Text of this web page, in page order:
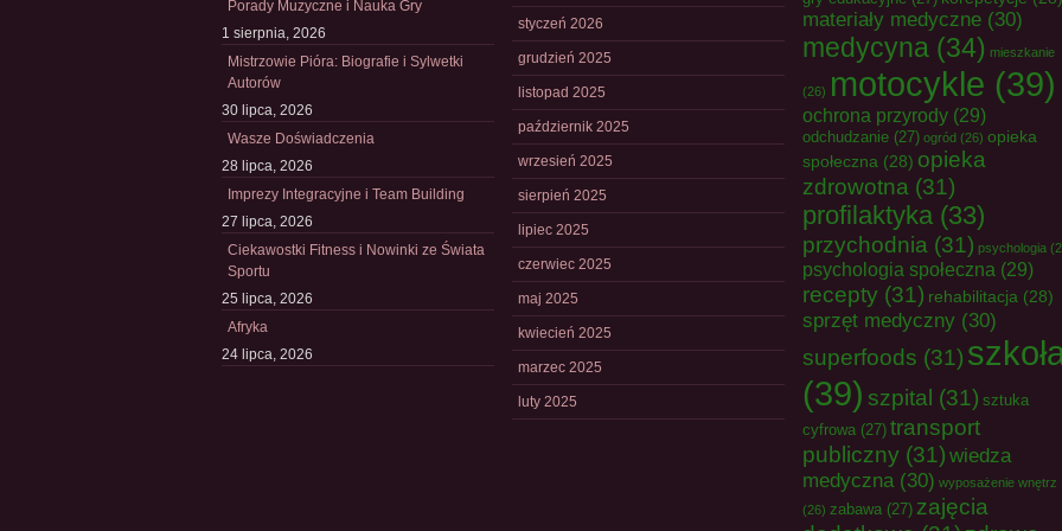
Porady Muzyczne i Nauka Gry
1 sierpnia, 2026
Mistrzowie Pióra: Biografie i Sylwetki
Autorów
30 lipca, 2026
Wasze Doświadczenia
28 lipca, 2026
Imprezy Integracyjne i Team Building
27 lipca, 2026
Ciekawostki Fitness i Nowinki ze Świata
Sportu
25 lipca, 2026
Afryka
24 lipca, 2026
styczeń 2026
grudzień 2025
listopad 2025
październik 2025
wrzesień 2025
sierpień 2025
lipiec 2025
czerwiec 2025
maj 2025
kwiecień 2025
marzec 2025
luty 2025
materiały medyczne (30)
medycyna (34) mieszkanie
(26) motocykle (39)
ochrona przyrody (29)
odchudzanie (27) ogród (26) opieka
społeczna (28) opieka
zdrowotna (31)
profilaktyka (33)
przychodnia (31) psychologia
psychologia społeczna (29)
recepty (31) rehabilitacja (28)
sprzęt medyczny (30)
superfoods (31)
(39) szpital (31) sztuka
cyfrowa (27) transport
publiczny (31) wiedza
medyczna(30) wyposażenie wnętrz
(26) zabawa (27) zajęcia